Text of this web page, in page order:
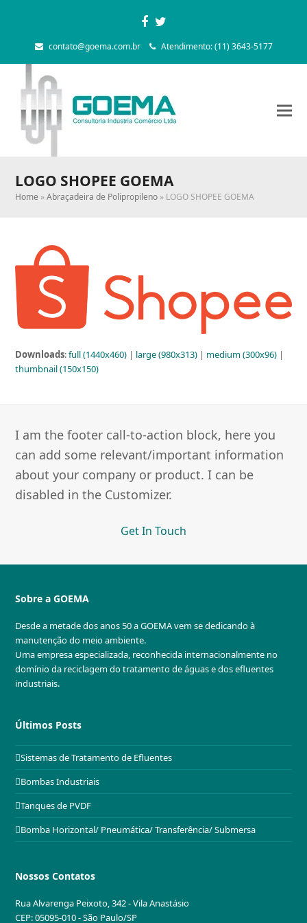
Facebook
Twitter
contato@goema.com.br Atendimento: (11) 3643-5177
LOGO SHOPEE GOEMA
Home »Abraçadeira de Polipropileno » LOGO SHOPEE GOEMA
Downloads:full (1440x460) | large (980x313) | medium (300x96) |
thumbnail (150x150)
I am the footer call-to-action block, here you
can add some relevant/important information
about your company or product. I can be
disabled in the Customizer.
Get In Touch
Sobre a GOEMA
Desde a metade dos anos 50 a GOEMA vem se dedicando à
manutenção do meio ambiente.
Uma empresa especializada, reconhecida internacionalmente no
domínio da reciclagem do tratamento de águas e dos efluentes
industriais.
Últimos Posts
Sistemas de Tratamento de Efluentes
Bombas Industriais
Tanques de PVDF
Bomba Horizontal/ Pneumática/ Transferência/ Submersa
Nossos Contatos
Rua Alvarenga Peixoto, 342 - Vila Anastásio
CEP: 05095-010 - São Paulo/SP